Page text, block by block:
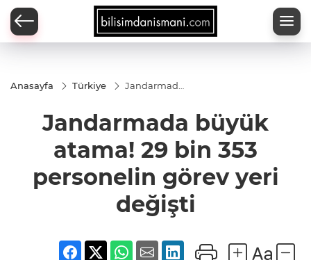
Anasayfa Türkiye
Jandarmada
bin 353
personelin
görev yeri
değişti
Jandarmada büyük
atama! 29 bin 353
personelin görev yeri
değişti